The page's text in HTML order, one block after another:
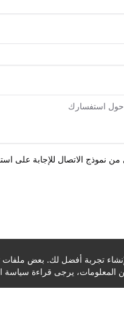
من نموذج الاتصال للإجابة على
تجربة أفضل لك. بعض ملفات
يرجى قراءة سياسة